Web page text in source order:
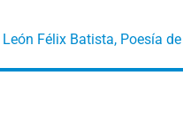
León Félix Batista, Poesía